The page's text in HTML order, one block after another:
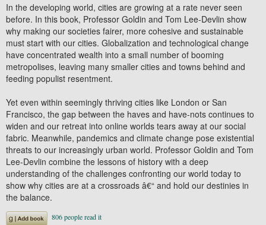
In the developing world, cities are growing at a rate never seen
before. In this book, Professor Goldin and Tom Lee-Devlin show
why making our societies fairer, more cohesive and sustainable
must start with our cities. Globalization and technological change
have concentrated wealth into a small number of booming
metropolises, leaving many smaller cities and towns behind and
feeding populist resentment.
Yet even within seemingly thriving cities like London or San
Francisco, the gap between the haves and have-nots continues to
widen and our retreat into online worlds tears away at our social
fabric. Meanwhile, pandemics and climate change pose existential
threats to our increasingly urban world. Professor Goldin and Tom
Lee-Devlin combine the lessons of history with a deep
understanding of the challenges confronting our world today to
show why cities are at a crossroads â€“ and hold our destinies in
the balance.